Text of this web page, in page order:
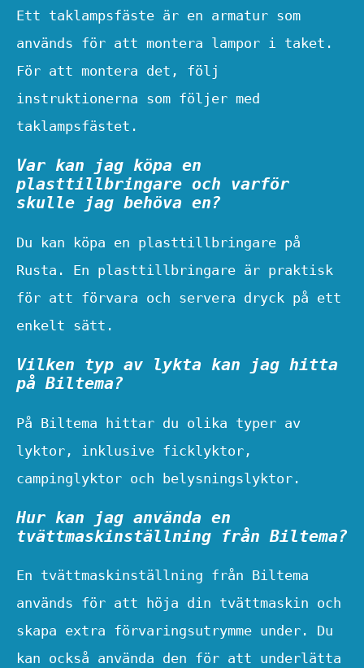
Ett taklampsfäste är en armatur som
används för att montera lampor i taket.
För att montera det, följ
instruktionerna som följer med
taklampsfästet.
Var kan jag köpa en
plasttillbringare och varför
skulle jag behöva en?
Du kan köpa en plasttillbringare på
Rusta. En plasttillbringare är praktisk
för att förvara och servera dryck på ett
enkelt sätt.
Vilken typ av lykta kan jag hitta
på Biltema?
På Biltema hittar du olika typer av
lyktor, inklusive ficklyktor,
campinglyktor och belysningslyktor.
Hur kan jag använda en
tvättmaskinställning från Biltema?
En tvättmaskinställning från Biltema
används för att höja din tvättmaskin och
skapa extra förvaringsutrymme under. Du
kan också använda den för att underlätta